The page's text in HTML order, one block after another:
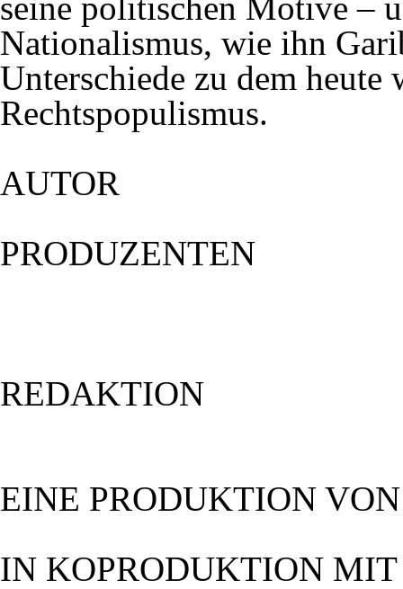
Nationalismus, wie ihn
Unterschiede zu dem
Rechtspopulismus.
AUTOR
PRODUZENTEN
REDAKTION
EINE PRODUKTION VON
IN KOPRODUKTION MIT